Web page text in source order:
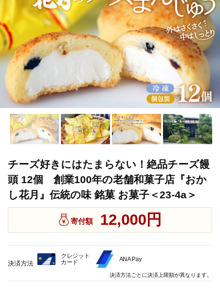
チーズ好きにはたまらない！絶品チーズ饅
頭 12個 創業100年の老舗和菓子店『おか
し花月』伝統の味 銘菓 お菓子＜23-4a＞
寄付額 12,000円
決済方法
クレジット
カード
ANA Pay
決済方法ごとに決済上限額が異なります。